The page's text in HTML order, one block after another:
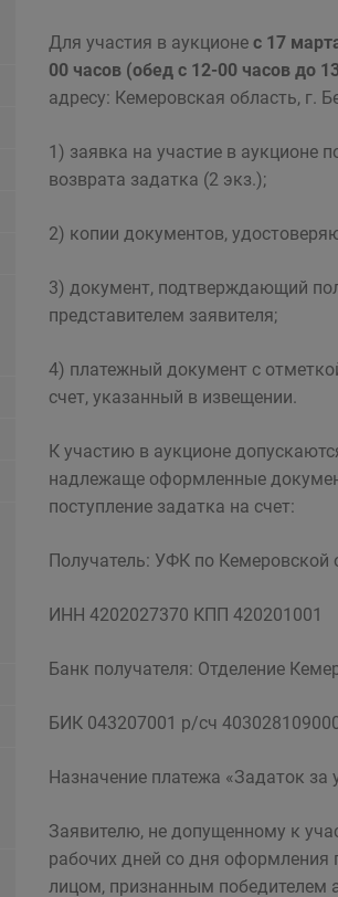
Для участия в аукционе с 17
00 часов (обед с 12-00 часов до
адресу: Кемеровская область, г.
1) заявка на участие в аукционе
возврата задатка (2 экз.);
2) копии документов,
3) документ, подтверждающий
представителем заявителя;
4) платежный документ с
счет, указанный в извещении.
К участию в аукционе
надлежаще оформленные
поступление задатка на счет:
Получатель: УФК по
ИНН 4202027370 КПП 420201001
Банк получателя: Отделение
БИК 043207001 р/сч
Назначение платежа «Задаток за
Заявителю, не допущенному к
рабочих дней со дня оформления
лицом, признанным победителем